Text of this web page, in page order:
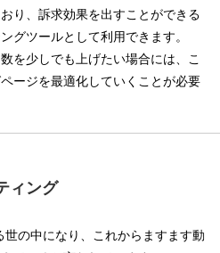
り、訴求効果を出すことができる
グツールとして利用できます。
を少しでも上げたい場合には、こ
ージを最適化していくことが必要
ィング
世の中になり、これからますます動